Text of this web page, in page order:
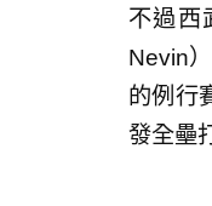
不過西
Nevin
的例行
發全壘